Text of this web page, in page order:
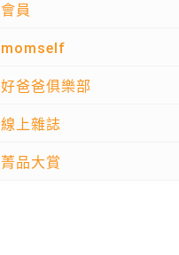
會員
momself
好爸爸俱樂部
線上雜誌
菁品大賞